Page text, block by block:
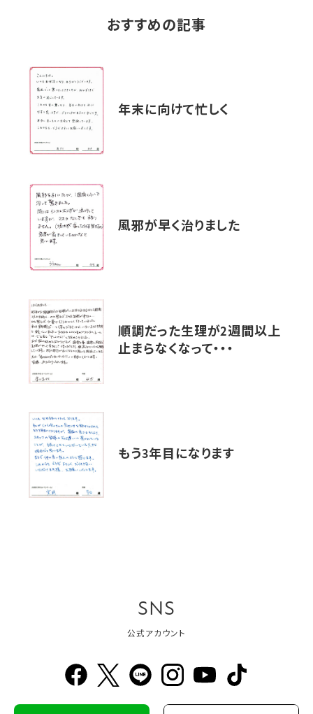
おすすめの記事
年末に向けて忙しく
風邪が早く治りました
順調だった生理が2週間以上
止まらなくなって・・・
もう3年目になります
SNS
公式アカウント